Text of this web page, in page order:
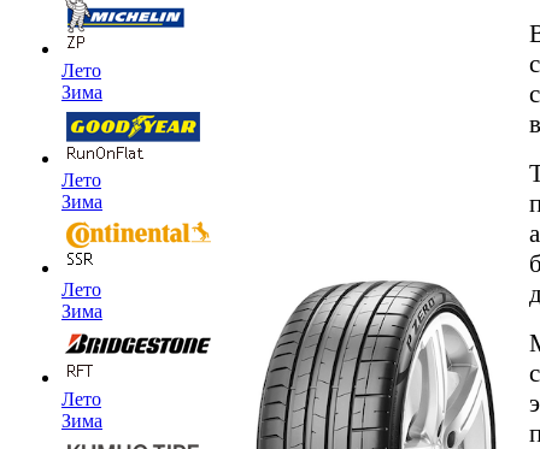
Лето
Зима
Лето
Зима
Лето
Зима
Лето
Зима